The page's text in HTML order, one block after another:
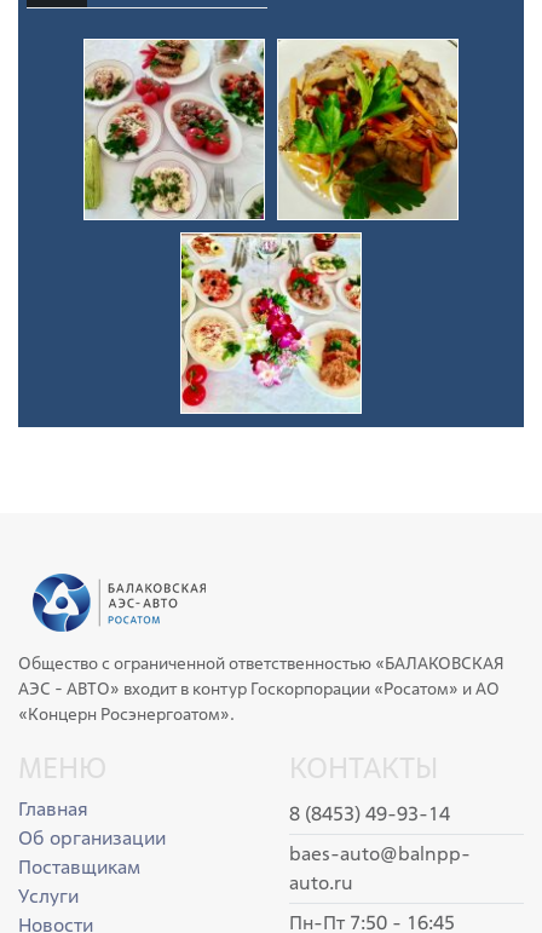
Общество с ограниченной ответственностью «БАЛАКОВСКАЯ
АЭС - АВТО» входит в контур Госкорпорации «Росатом» и АО
«Концерн Росэнергоатом».
МЕНЮ
Главная
Об организации
Поставщикам
Услуги
Новости
КОНТАКТЫ
8 (8453) 49-93-14
baes-auto@balnpp-
auto.ru
Пн-Пт 7:50 - 16:45